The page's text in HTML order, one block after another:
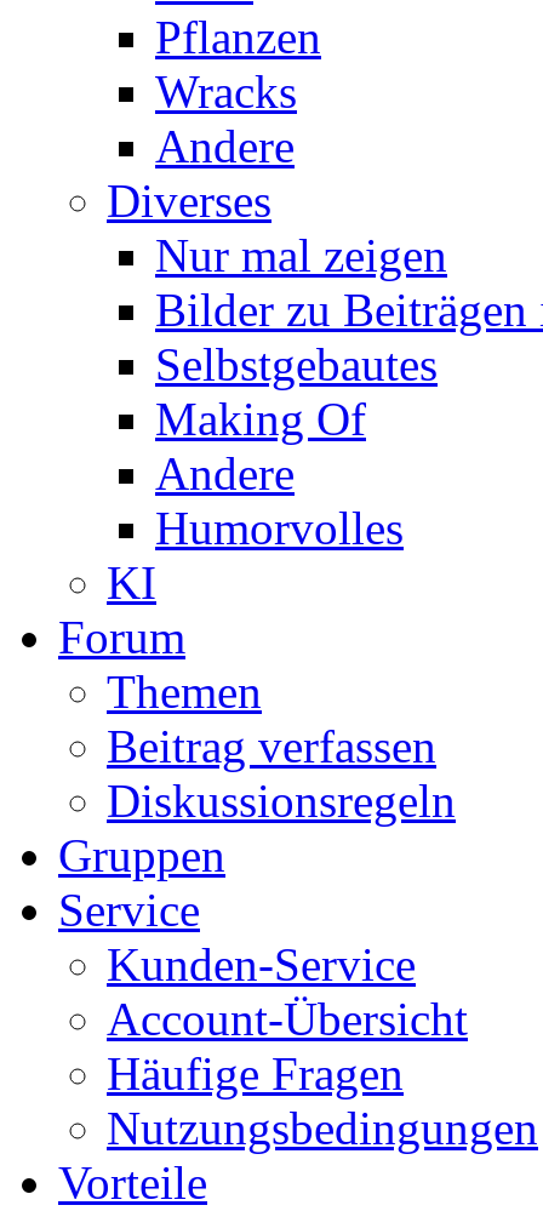
Pflanzen
Wracks
Andere
Diverses
Nur mal zeigen
Bilder zu
Selbstgebautes
Making Of
Andere
Humorvolles
KI
Forum
Themen
Beitrag verfassen
Diskussionsregeln
Gruppen
Service
Kunden-Service
Account-Übersicht
Häufige Fragen
Nutzungsbedingungen
Vorteile